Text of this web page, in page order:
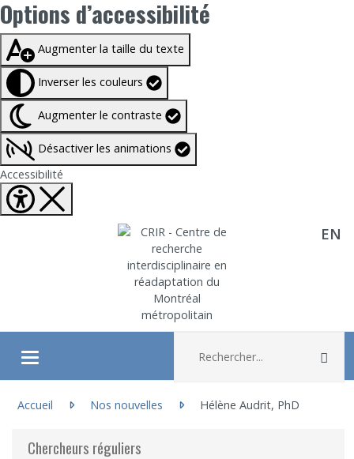
Options d’accessibilité
Taille du texte à100%
Augmenter la taille du texte
Inverser les couleurs
Augmenter le contraste
Désactiver les animations
Accessibilité
Aller directement au contenu EN
Ouvrir/fermer le menu
À propos
Recherche
Accueil
Nos nouvelles Hélène Audrit, PhD
Chercheurs réguliers